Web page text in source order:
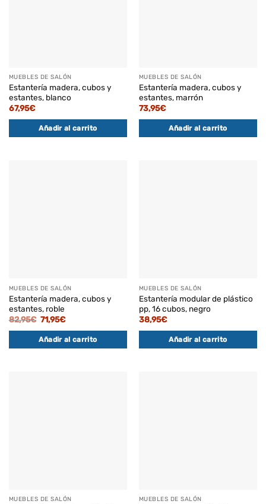
MUEBLES DE SALÓN
Estantería madera, cubos y
estantes, blanco
67,95€
Añadir al carrito
MUEBLES DE SALÓN
Estantería madera, cubos y
estantes, marrón
73,95€
Añadir al carrito
MUEBLES DE SALÓN
Estantería madera, cubos y
estantes, roble
82,95€ El
original
era:
82,95€.
71,95€El
actual
es:
71,95€.
Añadir al carrito
MUEBLES DE SALÓN
Estantería modular de plástico
pp, 16 cubos, negro
38,95€
Añadir al carrito
MUEBLES DE SALÓN MUEBLES DE SALÓN